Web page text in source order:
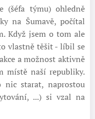
(šéfa týmu) ohledně
na Šumavě, počítal
Když jsem o tom ale
vlastně těšit - líbil se
a možnost aktivně
místě naší republiky.
nic starat, naprostou
...) si vzal na